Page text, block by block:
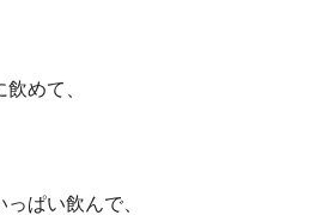
。
めて、
。
ぱい飲んで、